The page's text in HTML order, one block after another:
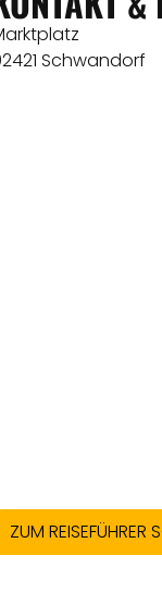
Schwandorf
ZUM REISEFÜHRER